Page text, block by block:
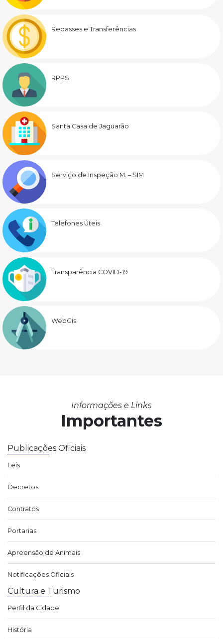
Repasses e Transferências
RPPS
Santa Casa de Jaguarão
Serviço de Inspeção M. – SIM
Telefones Úteis
Transparência COVID-19
WebGis
Informações e Links
Importantes
Publicações Oficiais
Leis
Decretos
Contratos
Portarias
Apreensão de Animais
Notificações Oficiais
Cultura e Turismo
Perfil da Cidade
História